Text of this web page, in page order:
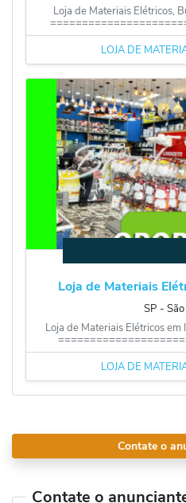
Loja de Materiais Elétricos,
LOJA DE
Loja de Materiais
SP ‐
Loja de Materiais Elétricos
LOJA DE
Contate o
Contate o